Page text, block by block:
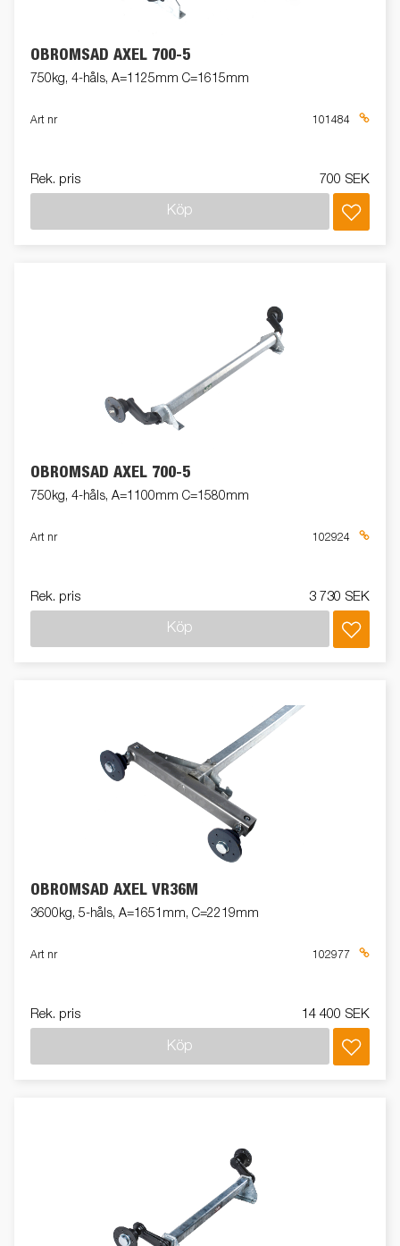
OBROMSAD AXEL 700-5
750kg, 4-håls, A=1125mm C=1615mm
Art nr 101484
Rek. pris 700 SEK
Köp
OBROMSAD AXEL 700-5
750kg, 4-håls, A=1100mm C=1580mm
Art nr 102924
Rek. pris 3 730 SEK
Köp
OBROMSAD AXEL VR36M
3600kg, 5-håls, A=1651mm, C=2219mm
Art nr 102977
Rek. pris 14 400 SEK
Köp